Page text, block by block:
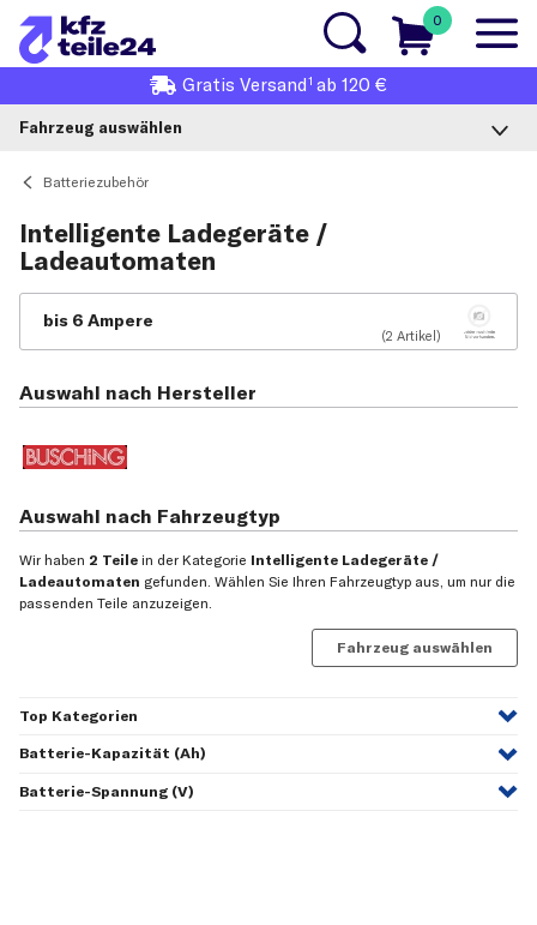
0
Gratis Versand1 ab 120 €
Fahrzeug auswählen
Batteriezubehör
Intelligente Ladegeräte /
Ladeautomaten
bis 6 Ampere
(2 Artikel)
Auswahl nach Hersteller
Auswahl nach Fahrzeugtyp
Wir haben 2 Teile in der Kategorie Intelligente Ladegeräte /
Ladeautomaten gefunden. Wählen Sie Ihren Fahrzeugtyp aus, um nur die
passenden Teile anzuzeigen.
Fahrzeug auswählen
Top Kategorien
Batterie-Kapazität (Ah)
Batterie-Spannung (V)